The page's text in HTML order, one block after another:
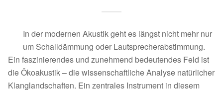
In der modernen Akustik geht es längst nicht mehr nur
um Schalldämmung oder Lautsprecherabstimmung.
Ein faszinierendes und zunehmend bedeutendes Feld ist
die Ökoakustik – die wissenschaftliche Analyse natürlicher
Klanglandschaften. Ein zentrales Instrument in diesem